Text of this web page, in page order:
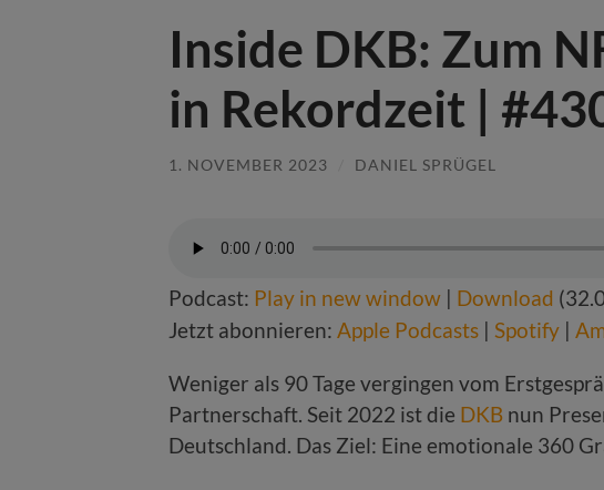
Inside DKB: Zum
in Rekordzeit |
1. NOVEMBER 2023 DANIEL SPRÜGEL
Podcast: Play in new window | Download
Jetzt abonnieren: Apple Podcasts | Spotify |
Weniger als 90 Tage vergingen vom
Partnerschaft. Seit 2022 ist die DKB nun
Deutschland. Das Ziel: Eine emotionale 360